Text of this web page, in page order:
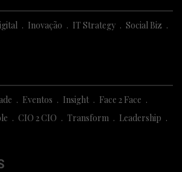
Inovação IT Strategy
Social Biz
Eventos Insight
Face 2 Face
CIO 2 CIO Transform
Leadership